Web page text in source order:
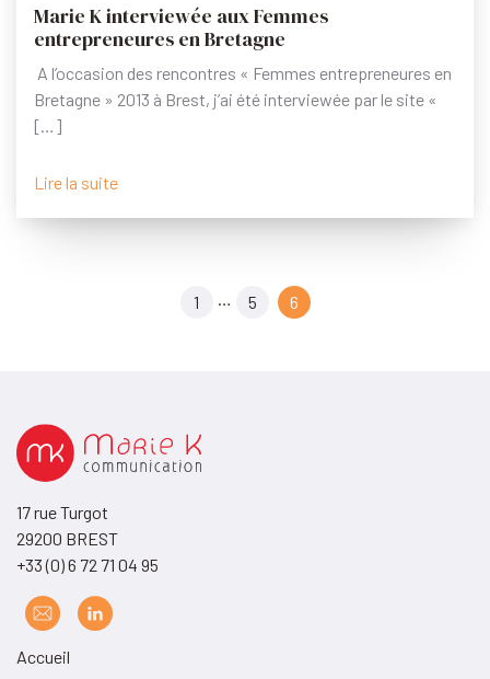
Marie K interviewée aux Femmes
entrepreneures en Bretagne
A l’occasion des rencontres « Femmes entrepreneures en
Bretagne » 2013 à Brest, j’ai été interviewée par le site «
[…]
Lire la suite
Pagination
1 … 5 6
17 rue Turgot
29200 BREST
+33 (0) 6 72 71 04 95
Accueil